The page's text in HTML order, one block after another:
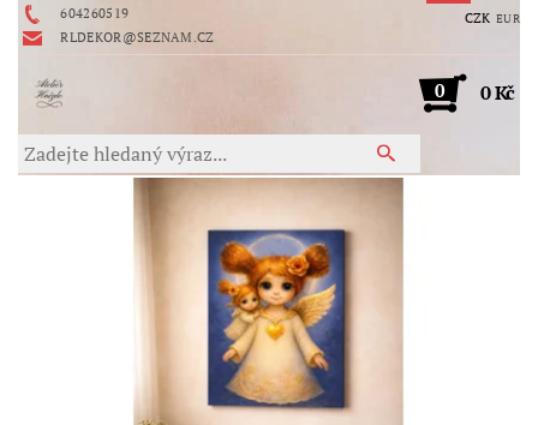
604260519
RLDEKOR@SEZNAM.CZ
CZK EUR
0 0 Kč